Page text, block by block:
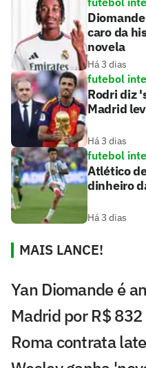
caro da
novela
Há 3 dias
futebol
Rodri diz
Madrid
Há 3 dias
futebol
Atlético
dinheiro
Há 3 dias
MAIS LANCE!
Yan Diomande é
Madrid por R$
Roma contrata